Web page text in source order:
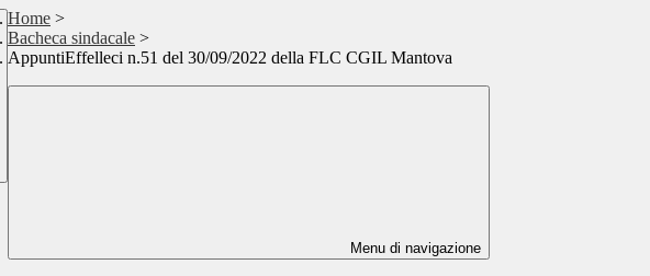
Home >
Bacheca sindacale >
AppuntiEffelleci n.51 del 30/09/2022 della FLC CGIL Mantova
Menu di navigazione